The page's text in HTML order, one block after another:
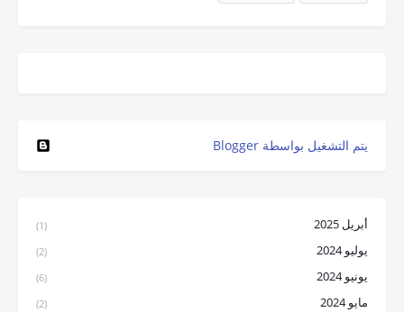
‏يتم التشغيل بواسطة Blogger
أبريل 2025 (1)
يوليو 2024 (2)
يونيو 2024 (6)
مايو 2024 (2)